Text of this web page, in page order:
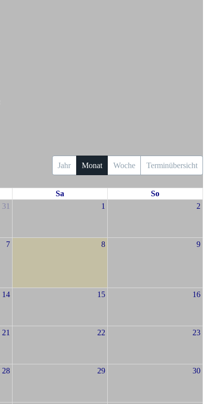
Jahr Monat Woche Terminübersicht
Sa
So
31 1 2
7 8 9
14 15 16
21 22 23
28 29 30